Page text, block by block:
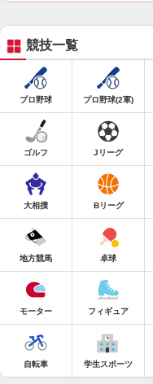
競技一覧
プロ野球 プロ野球(2軍)
ゴルフ Jリーグ
大相撲 Bリーグ
地方競馬 卓球
モーター フィギュア
自転車 学生スポーツ